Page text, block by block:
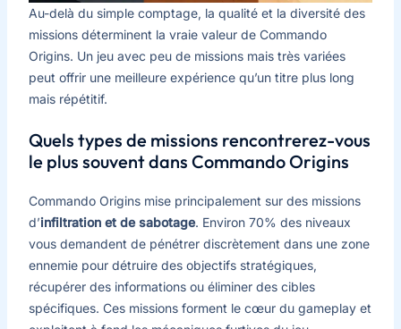
Au-delà du simple comptage, la qualité et la diversité des
missions déterminent la vraie valeur de Commando
Origins. Un jeu avec peu de missions mais très variées
peut offrir une meilleure expérience qu’un titre plus long
mais répétitif.
Quels types de missions rencontrerez-vous
le plus souvent dans Commando Origins
Commando Origins mise principalement sur des missions
d’infiltration et de sabotage. Environ 70% des niveaux
vous demandent de pénétrer discrètement dans une zone
ennemie pour détruire des objectifs stratégiques,
récupérer des informations ou éliminer des cibles
spécifiques. Ces missions forment le cœur du gameplay et